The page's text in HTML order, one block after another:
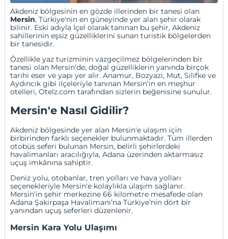
Akdeniz bölgesinin en gözde illerinden bir tanesi olan
Mersin, Türkiye'nin en güneyinde yer alan şehir olarak
bilinir. Eski adıyla İçel olarak tanınan bu şehir,Akdeniz
sahillerinin eşsiz güzelliklerini sunan turistik bölgelerden
bir tanesidir.
Özellikle yaz turizminin vazgeçilmez bölgelerinden bir
tanesi olan Mersin'de, doğal güzelliklerin yanında birçok
tarihi eser ve yapı yer alır. Anamur, Bozyazı, Mut, Silifke ve
Aydıncık gibi ilçeleriyle tanınan Mersin'in en meşhur
otelleri,Otelz.com tarafından sizlerin beğenisine sunulur.
Mersin'e Nasıl Gidilir?
Akdeniz bölgesinde yer alan Mersin'e ulaşım için
birbirinden farklı seçenekler bulunmaktadır. Tüm illerden
otobüs seferi bulunan Mersin, belirli şehirlerdeki
havalimanları aracılığıyla,Adana üzerinden aktarmasız
uçuş imkânına sahiptir.
Deniz yolu, otobanlar, tren yolları ve hava yolları
seçenekleriyle Mersin'e kolaylıkla ulaşım sağlanır.
Mersin’in şehir merkezine 66 kilometre mesafede olan
Adana Şakirpaşa Havalimanı’na Türkiye’nin dört bir
yanından uçuş seferleri düzenlenir.
Mersin Kara Yolu Ulaşımı